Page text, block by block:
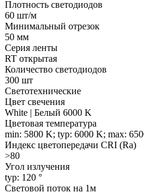
Плотность светодиодов
60 шт/м
Минимальный отрезок
50 мм
Серия ленты
RT открытая
Количество светодиодов
300 шт
Светотехнические
Цвет свечения
White | Белый 6000 K
Цветовая температура
min: 5800 K; typ: 6000 K; max:
Индекс цветопередачи CRI (Ra)
>80
Угол излучения
typ: 120 °
Световой поток на 1м